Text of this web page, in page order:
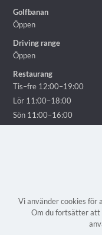
Golfbanan
Öppen
Driving range
Öppen
Restaurang
Tis–fre 12:00–19:00
Lör 11:00–18:00
Sön 11:00–16:00
© 2025 Ekholmsnäs
Vi använder cookies för
Om du fortsätter att